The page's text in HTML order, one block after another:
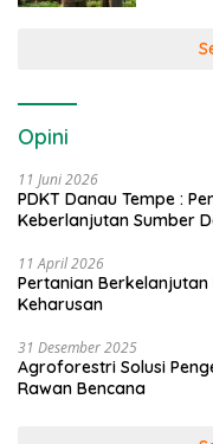
Opini
11 Juni 2026
PDKT Danau Tempe :
Keberlanjutan Sumber
11 April 2026
Pertanian
Keharusan
31 Desember 2025
Agroforestri Solusi
Rawan Bencana